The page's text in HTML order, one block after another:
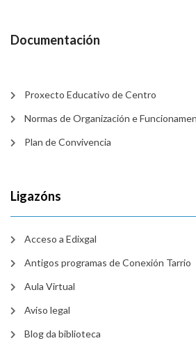
Documentación
Proxecto Educativo de Centro
Normas de Organización e
Plan de Convivencia
Ligazóns
Acceso a Edixgal
Antigos programas de Conexión Tarrio
Aula Virtual
Aviso legal
Blog da biblioteca